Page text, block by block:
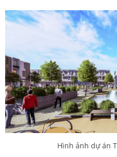
Hình ảnh dự án